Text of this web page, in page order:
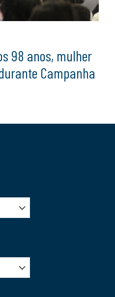
98 anos, mulher
Campanha